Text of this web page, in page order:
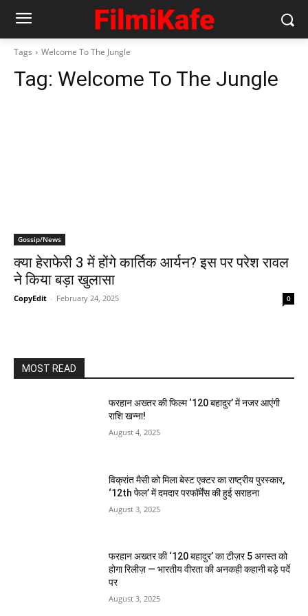
Tags Welcome To The Jungle
Tag: Welcome To The Jungle
Gossip/News
क्या हेराफेरी 3 में होंगे कार्तिक आर्यन? इस पर परेश रावल
ने किया बड़ा खुलासा
CopyEdit - February 24, 2025 0
MOST READ
फरहान अख्तर की फिल्म ‘120 बहादुर’ में नजर आएंगी
राशि खन्ना!
August 4, 2025
विक्रांत मैसी को मिला बेस्ट एक्टर का राष्ट्रीय पुरस्कार,
‘12th फेल’ में दमदार परफॉर्मेंस की हुई सराहना
August 3, 2025
फरहान अख्तर की ‘120 बहादुर’ का टीज़र 5 अगस्त को
होगा रिलीज़ — भारतीय वीरता की अनकही कहानी बड़े पर्दे
पर
August 3, 2025